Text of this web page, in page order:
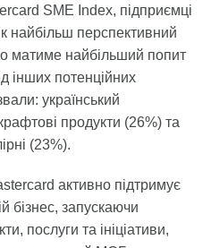
SME Index, підприємці
найбільш перспективний
матиме найбільший попит
інших потенційних
український
продукти (26%) та
(23%).
активно підтримує
бізнес, запускаючи
послуги та ініціативи,